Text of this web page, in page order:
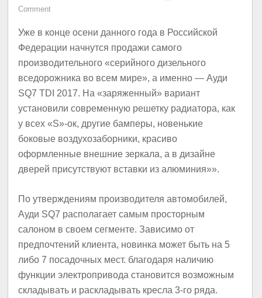
Comment
Уже в конце осени данного года в Российской
Федерации начнутся продажи самого
производительного «серийного дизельного
вседорожника во всем мире», а именно — Ауди
SQ7 TDI 2017. На «заряженный» вариант
установили современную решетку радиатора, как
у всех «S»-ок, другие бамперы, новенькие
боковые воздухозаборники, красиво
оформленные внешние зеркала, а в дизайне
дверей присутствуют вставки из алюминия»».
По утверждениям производителя автомобилей,
Ауди SQ7 располагает самым просторным
салоном в своем сегменте. Зависимо от
предпочтений клиента, новинка может быть на 5
либо 7 посадочных мест. благодаря наличию
функции электропривода становится возможным
складывать и раскладывать кресла 3-го ряда.